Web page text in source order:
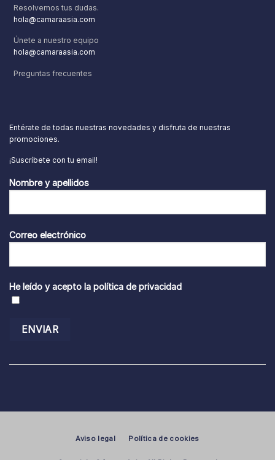
Resolvemos tus dudas.
hola@camaraasia.com
Únete a nuestro equipo
hola@camaraasia.com
Preguntas frecuentes
Entérate de todas nuestras novedades y disfruta de nuestras
promociones.
¡Suscríbete con tu email!
Nombre y apellidos
Correo electrónico
He leído y acepto la política de privacidad
Aviso legal Política de cookies